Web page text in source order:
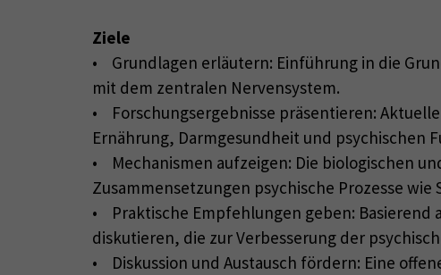
Ziele
• Grundlagen erläutern: Einführung in die
mit dem zentralen Nervensystem.
• Forschungsergebnisse präsentieren:
Ernährung, Darmgesundheit und psychischen
• Mechanismen aufzeigen: Die biologischen
Zusammensetzungen psychische Prozesse
• Praktische Empfehlungen geben: Basierend
diskutieren, die zur Verbesserung der
• Diskussion und Austausch fördern: Eine